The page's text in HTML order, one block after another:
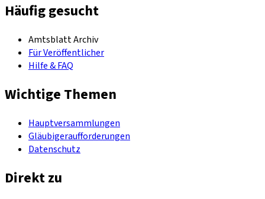
Häufig gesucht
Amtsblatt Archiv
Für Veröffentlicher
Hilfe & FAQ
Wichtige Themen
Hauptversammlungen
Gläubigeraufforderungen
Datenschutz
Direkt zu